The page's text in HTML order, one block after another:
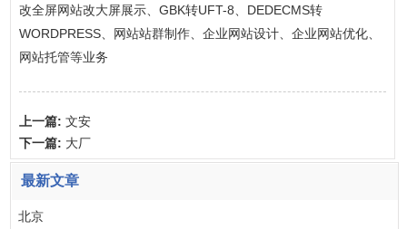
改全屏网站改大屏展示、GBK转UFT-8、DEDECMS转
WORDPRESS、网站站群制作、企业网站设计、企业网站优化、
网站托管等业务
上一篇: 文安
下一篇: 大厂
最新文章
北京